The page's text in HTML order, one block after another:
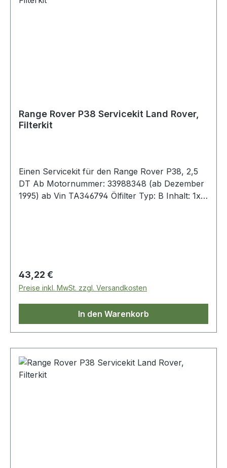
Range Rover P38 Servicekit Land Rover,
Filterkit
Einen Servicekit für den Range Rover P38, 2,5
DT Ab Motornummer: 33988348 (ab Dezember
1995) ab Vin TA346794 Ölfilter Typ: B Inhalt: 1x
Regulärer Preis:
43,22 €
Preise inkl. MwSt. zzgl. Versandkosten
In den Warenkorb